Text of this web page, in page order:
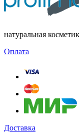
натуральная
Оплата
Доставка